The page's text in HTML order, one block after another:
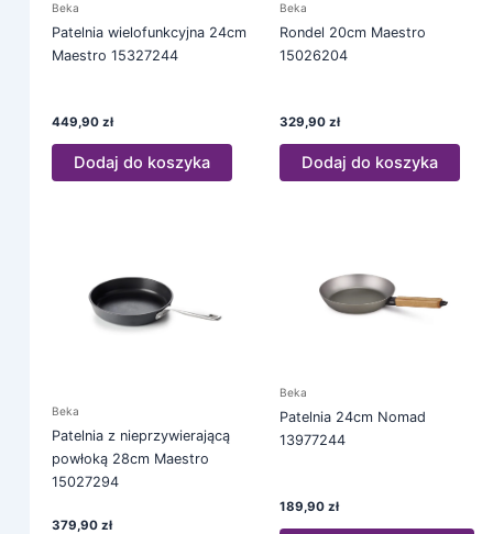
Beka
Patelnia wielofunkcyjna 24cm
Maestro 15327244
449,90 zł
Dodaj do koszyka
Beka
Rondel 20cm Maestro
15026204
329,90 zł
Dodaj do koszyka
Beka
Patelnia z nieprzywierającą
powłoką 28cm Maestro
15027294
379,90 zł
Beka
Patelnia 24cm Nomad
13977244
189,90 zł